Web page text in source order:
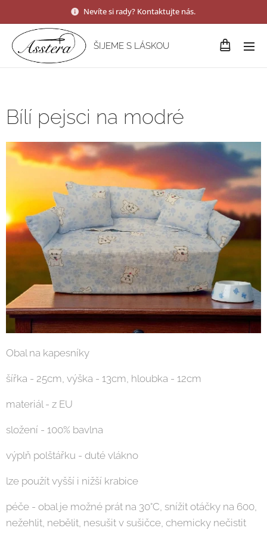
Nevíte si rady? Kontaktujte nás.
ŠIJEME S LÁSKOU
Bílí pejsci na modré
Obal na kapesníky
šířka - 25cm, výška - 13cm, hloubka - 12cm
materiál - z EU
složení - 100% bavlna
výplň polštářku - duté vlákno
lze použít vyšší i nižší krabice
péče - obal je možné prát na 30°C, snížit otáčky na 600,
nežehlit, nebělit, nesušit v sušičce, chemicky nečistit